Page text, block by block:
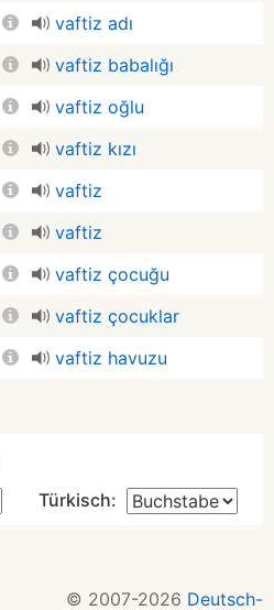
vaftiz adı
vaftiz babalığı
vaftiz oğlu
vaftiz kızı
vaftiz
vaftiz
vaftiz çocuğu
vaftiz çocuklar
vaftiz havuzu
Türkisch:
© 2007-2026 Deutsch-